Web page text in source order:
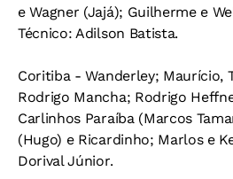
e Wagner (Jajá); Guilherme e
Técnico: Adilson Batista.
Coritiba - Wanderley; Maurício,
Rodrigo Mancha; Rodrigo
Carlinhos Paraíba (Marcos
(Hugo) e Ricardinho; Marlos e
Dorival Júnior.